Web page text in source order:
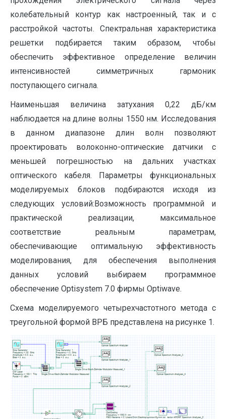
колебательный контур как настроенный, так и с
расстройкой частоты. Спектральная характеристика
решетки подбирается таким образом, чтобы
обеспечить эффективное определение величин
интенсивностей симметричных гармоник
поступающего сигнала.
Наименьшая величина затухания 0,22 дБ/км
наблюдается на длине волны 1550 нм. Исследования
в данном диапазоне длин волн позволяют
проектировать волоконно-оптические датчики с
меньшей погрешностью на дальних участках
оптического кабеля. Параметры функциональных
моделируемых блоков подбираются исходя из
следующих условий:Возможность программной и
практической реализации, максимальное
соответствие реальным параметрам,
обеспечивающие оптимальную эффективность
моделирования, для обеспечения выполнения
данных условий выбираем программное
обеспечение Optisystem 7.0 фирмы Optiwave.
Схема моделируемого четырехчастотного метода с
треугольной формой ВРБ представлена на рисунке 1.